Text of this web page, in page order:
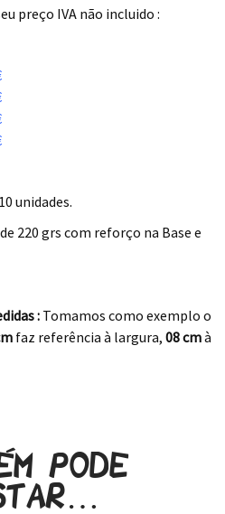
preço IVA não incluido :
unidades.
220 grs com reforço na Base e
: Tomamos como exemplo o
faz referência à largura, 08 cmà
pode